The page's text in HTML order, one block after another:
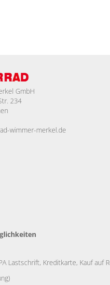
GmbH
234
wimmer-merkel.de
Lastschrift, Kreditkarte, Kauf auf